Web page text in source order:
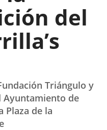
del
Triángulo y
Ayuntamiento de
Plaza de la